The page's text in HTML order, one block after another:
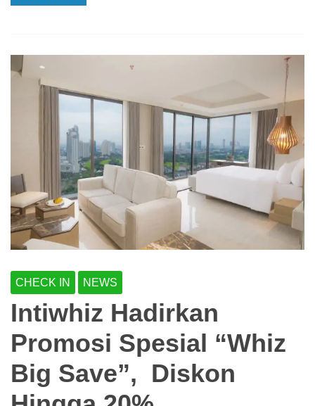
CHECK IN NEWS
Intiwhiz Hadirkan
Promosi Spesial “Whiz
Big Save”, Diskon